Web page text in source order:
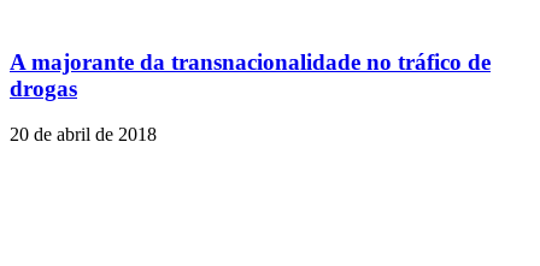
A majorante da transnacionalidade no tráfico de
drogas
20 de abril de 2018